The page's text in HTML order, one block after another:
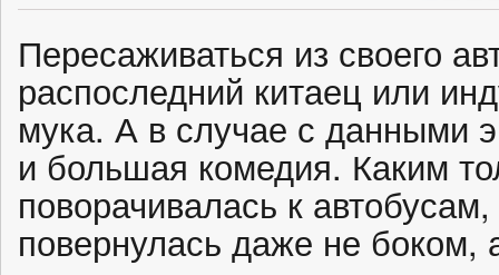
Пересаживаться из своего
распоследний китаец или
мука. А в случае с данными
и большая комедия. Каким
поворачивалась к
повернулась даже не боком,